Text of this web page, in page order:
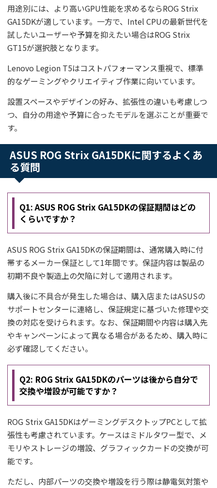
用途別には、より高いGPU性能を求めるならROG Strix
GA15DKが適しています。一方で、Intel CPUの最新世代を
試したいユーザーや予算を抑えたい場合はROG Strix
GT15が選択肢となります。
Lenovo Legion T5はコストパフォーマンス重視で、標準
的なゲーミングやクリエイティブ作業に向いています。
設置スペースやデザインの好み、拡張性の違いも考慮しつ
つ、自分の用途や予算に合ったモデルを選ぶことが重要で
す。
ASUS ROG Strix GA15DKに関するよくあ
る質問
Q1: ASUS ROG Strix GA15DKの保証期間はどの
くらいですか？
ASUS ROG Strix GA15DKの保証期間は、通常購入時に付
帯するメーカー保証として1年間です。保証内容は製品の
初期不良や製造上の欠陥に対して適用されます。
購入後に不具合が発生した場合は、購入店またはASUSの
サポートセンターに連絡し、保証規定に基づいた修理や交
換の対応を受けられます。なお、保証期間や内容は購入先
やキャンペーンによって異なる場合があるため、購入時に
必ず確認してください。
Q2: ROG Strix GA15DKのパーツは後から自分で
交換や増設が可能ですか？
ROG Strix GA15DKはゲーミングデスクトップPCとして拡
張性も考慮されています。ケースはミドルタワー型で、メ
モリやストレージの増設、グラフィックカードの交換が可
能です。
ただし、内部パーツの交換や増設を行う際は静電気対策や